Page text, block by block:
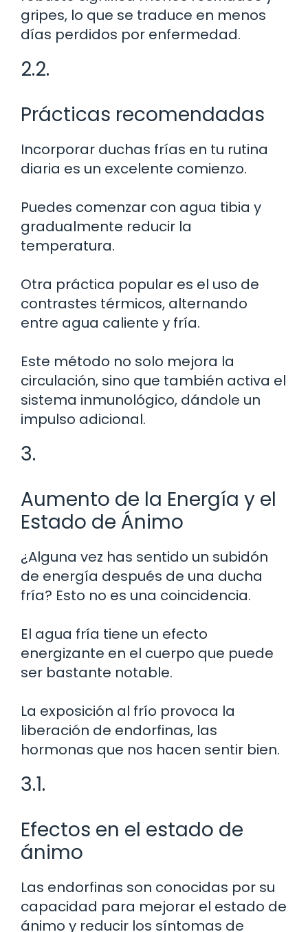
gripes, lo que se traduce en menos
días perdidos por enfermedad.
2.2.
Prácticas recomendadas
Incorporar duchas frías en tu rutina
diaria es un excelente comienzo.
Puedes comenzar con agua tibia y
gradualmente reducir la
temperatura.
Otra práctica popular es el uso de
contrastes térmicos, alternando
entre agua caliente y fría.
Este método no solo mejora la
circulación, sino que también activa el
sistema inmunológico, dándole un
impulso adicional.
3.
Aumento de la Energía y el
Estado de Ánimo
¿Alguna vez has sentido un subidón
de energía después de una ducha
fría? Esto no es una coincidencia.
El agua fría tiene un efecto
energizante en el cuerpo que puede
ser bastante notable.
La exposición al frío provoca la
liberación de endorfinas, las
hormonas que nos hacen sentir bien.
3.1.
Efectos en el estado de
ánimo
Las endorfinas son conocidas por su
capacidad para mejorar el estado de
ánimo y reducir los síntomas de